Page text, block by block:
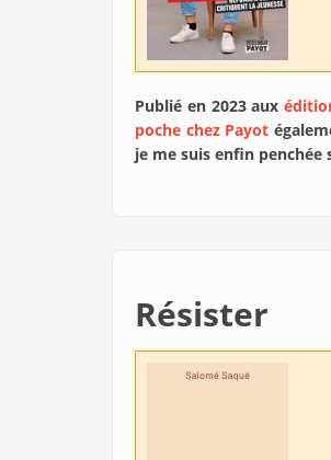
Publié en 2023 aux
poche chez Payot
je me suis enfin
Résister